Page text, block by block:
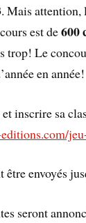
. Mais attention,
est de600
trop! Le
en année!
inscrire sa
envoyés
seront